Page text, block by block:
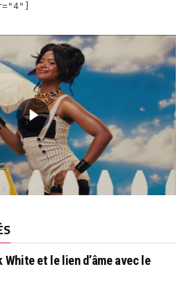
White et le lien d’âme avec le